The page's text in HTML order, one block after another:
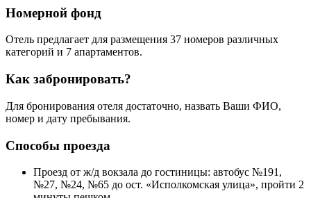
Номерной фонд
Отель предлагает для размещения 37 номеров различных
категорий и 7 апартаментов.
Как забронировать?
Для бронирования отеля достаточно, назвать Ваши ФИО,
номер и дату пребывания.
Способы проезда
Проезд от ж/д вокзала до гостиницы: автобус №191,
№27, №24, №65 до ост. «Исполкомская улица», пройти 2